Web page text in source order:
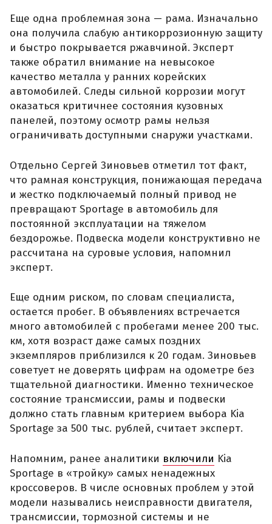
Еще одна проблемная зона — рама. Изначально
она получила слабую антикоррозионную защиту
и быстро покрывается ржавчиной. Эксперт
также обратил внимание на невысокое
качество металла у ранних корейских
автомобилей. Следы сильной коррозии могут
оказаться критичнее состояния кузовных
панелей, поэтому осмотр рамы нельзя
ограничивать доступными снаружи участками.
Отдельно Сергей Зиновьев отметил тот факт,
что рамная конструкция, понижающая передача
и жестко подключаемый полный привод не
превращают Sportage в автомобиль для
постоянной эксплуатации на тяжелом
бездорожье. Подвеска модели конструктивно не
рассчитана на суровые условия, напомнил
эксперт.
Еще одним риском, по словам специалиста,
остается пробег. В объявлениях встречается
много автомобилей с пробегами менее 200 тыс.
км, хотя возраст даже самых поздних
экземпляров приблизился к 20 годам. Зиновьев
советует не доверять цифрам на одометре без
тщательной диагностики. Именно техническое
состояние трансмиссии, рамы и подвески
должно стать главным критерием выбора Kia
Sportage за 500 тыс. рублей, считает эксперт.
Напомним, ранее аналитики включили Kia
Sportage в «тройку» самых ненадежных
кроссоверов. В числе основных проблем у этой
модели назывались неисправности двигателя,
трансмиссии, тормозной системы и не